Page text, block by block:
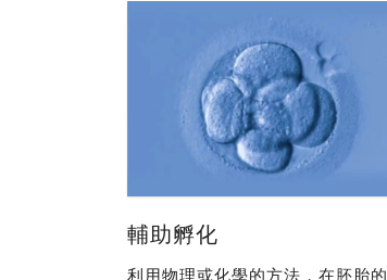
輔助孵化
利用物理或化學的方法，在胚胎的